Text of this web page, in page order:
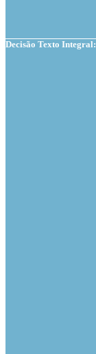
Decisão Texto Integral: